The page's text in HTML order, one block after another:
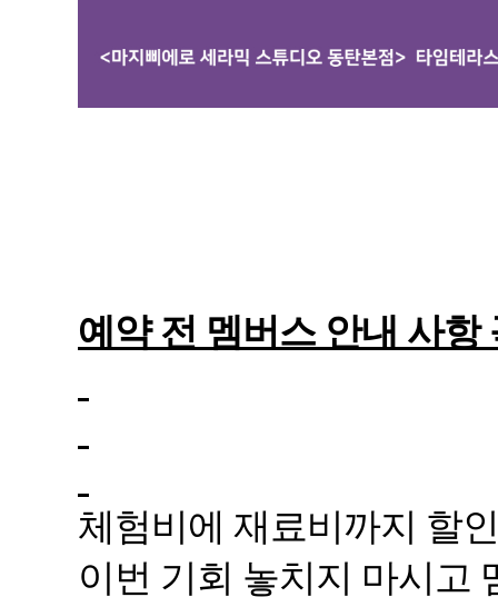
예약 전 멤버스 안내 사항
체험비에 재료비까지 할
이번 기회 놓치지 마시고